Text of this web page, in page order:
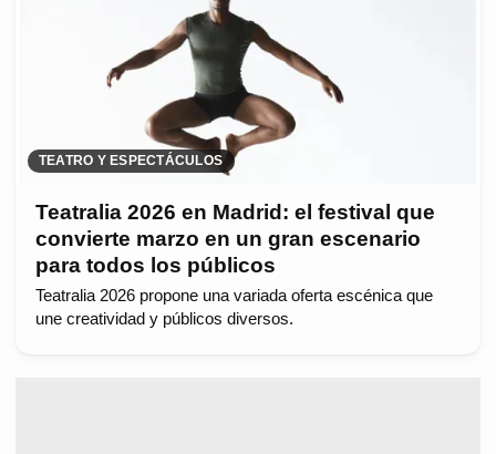
TEATRO Y ESPECTÁCULOS
Teatralia 2026 en Madrid: el festival que
convierte marzo en un gran escenario
para todos los públicos
Teatralia 2026 propone una variada oferta escénica que
une creatividad y públicos diversos.